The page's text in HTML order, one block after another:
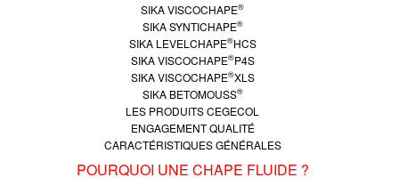
SIKA VISCOCHAPE®
SIKA SYNTICHAPE®
SIKA LEVELCHAPE®HCS
SIKA VISCOCHAPE®P4S
SIKA VISCOCHAPE®XLS
SIKA BETOMOUSS®
LES PRODUITS CEGECOL
ENGAGEMENT QUALITÉ
CARACTÉRISTIQUES GÉNÉRALES
POURQUOI UNE CHAPE FLUIDE ?